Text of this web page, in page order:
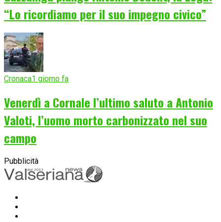
“Lo ricordiamo per il suo impegno civico”
Cronaca1 giorno fa
Venerdì a Cornale l’ultimo saluto a Antonio
Valoti, l’uomo morto carbonizzato nel suo
campo
Pubblicità